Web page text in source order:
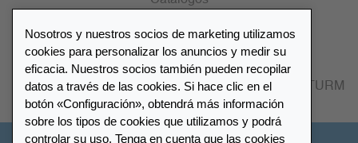
Lista de distribuidores
Encuentre su distribuidor más cercano LEUCHTTURM
Nosotros y nuestros socios de marketing utilizamos
cookies para personalizar los anuncios y medir su
eficacia. Nuestros socios también pueden recopilar
datos a través de las cookies. Si hace clic en el
botón «Configuración», obtendrá más información
sobre los tipos de cookies que utilizamos y podrá
controlar su uso. Tenga en cuenta que las cookies